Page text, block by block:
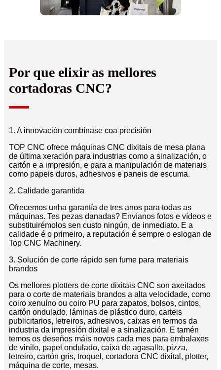
Por que elixir as mellores
cortadoras CNC?
1. A innovación combínase coa precisión
TOP CNC ofrece máquinas CNC dixitais de mesa plana
de última xeración para industrias como a sinalización, o
cartón e a impresión, e para a manipulación de materiais
como papeis duros, adhesivos e paneis de escuma.
2. Calidade garantida
Ofrecemos unha garantía de tres anos para todas as
máquinas. Tes pezas danadas? Envíanos fotos e vídeos e
substituirémolos sen custo ningún, de inmediato. E a
calidade é o primeiro, a reputación é sempre o eslogan de
Top CNC Machinery.
3. Solución de corte rápido sen fume para materiais
brandos
Os mellores plotters de corte dixitais CNC son axeitados
para o corte de materiais brandos a alta velocidade, como
coiro xenuíno ou coiro PU para zapatos, bolsos, cintos,
cartón ondulado, láminas de plástico duro, carteis
publicitarios, letreiros, adhesivos, caixas en termos da
industria da impresión dixital e a sinalización. E tamén
temos os deseños máis novos cada mes para embalaxes
de vinilo, papel ondulado, caixa de agasallo, pizza,
letreiro, cartón gris, troquel, cortadora CNC dixital, plotter,
máquina de corte, mesas.